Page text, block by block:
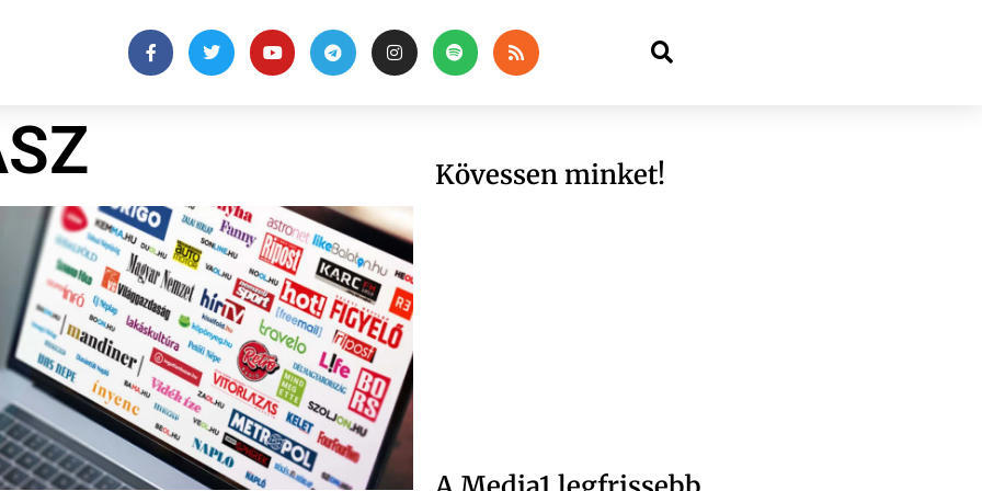
Kövessen minket!